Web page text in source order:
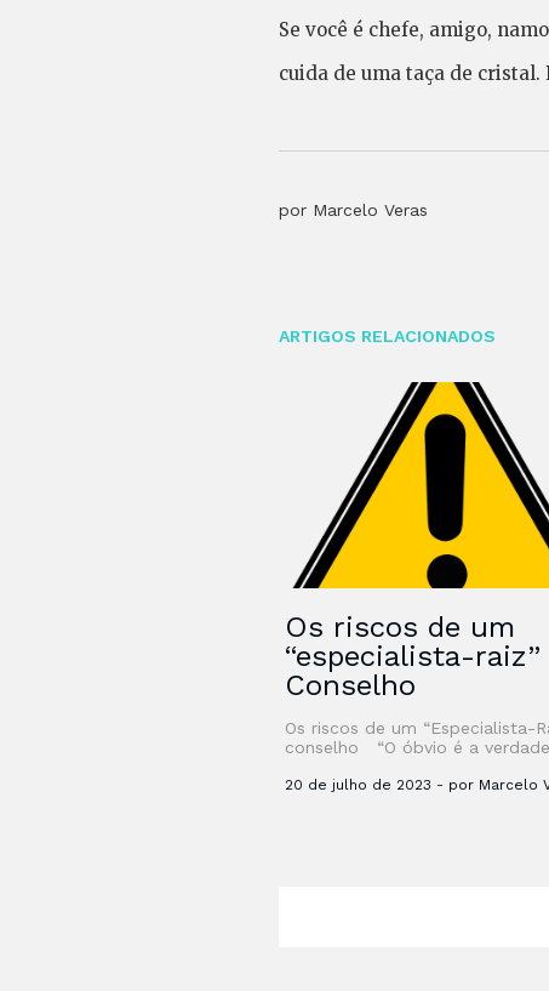
Se você é chefe, amigo,
cuida de uma taça de cristal.
por Marcelo Veras
ARTIGOS RELACIONADOS
Os riscos de um
“especialista-raiz”
Conselho
Os riscos de um “Especialista-
conselho “O óbvio é a
Lispector” Desde que li …
20 de julho de 2023 - por Marcelo